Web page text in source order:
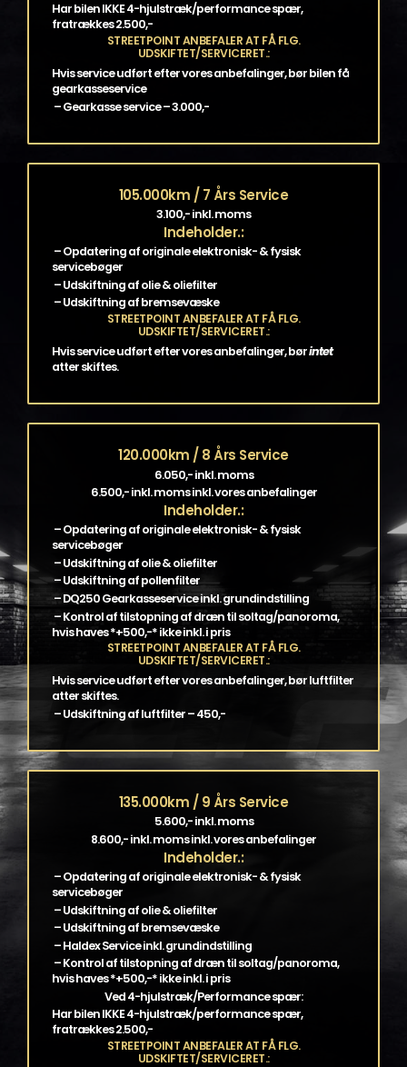
Har bilen IKKE 4-hjulstræk/performance spær,
fratrækkes 2.500,-
STREETPOINT ANBEFALER AT FÅ FLG.
UDSKIFTET/SERVICERET.:
Hvis service udført efter vores anbefalinger, bør bilen få
gearkasseservice
– Gearkasse service – 3.000,-
105.000km / 7 Års Service
3.100,- inkl. moms
Indeholder.:
– Opdatering af originale elektronisk- & fysisk
servicebøger
– Udskiftning af olie & oliefilter
– Udskiftning af bremsevæske
STREETPOINT ANBEFALER AT FÅ FLG.
UDSKIFTET/SERVICERET.:
Hvis service udført efter vores anbefalinger, børintet
atter skiftes.
120.000km / 8 Års Service
6.050,- inkl. moms
6.500,- inkl. moms inkl. vores anbefalinger
Indeholder.:
– Opdatering af originale elektronisk- & fysisk
servicebøger
– Udskiftning af olie & oliefilter
– Udskiftning af pollenfilter
– DQ250 Gearkasseservice inkl. grundindstilling
– Kontrol af tilstopning af dræn til soltag/panoroma,
hvis haves *+500,-* ikke inkl. i pris
STREETPOINT ANBEFALER AT FÅ FLG.
UDSKIFTET/SERVICERET.:
Hvis service udført efter vores anbefalinger, bør luftfilter
atter skiftes.
– Udskiftning af luftfilter – 450,-
135.000km / 9 Års Service
5.600,- inkl. moms
8.600,- inkl. moms inkl. vores anbefalinger
Indeholder.:
– Opdatering af originale elektronisk- & fysisk
servicebøger
– Udskiftning af olie & oliefilter
– Udskiftning af bremsevæske
– Haldex Service inkl. grundindstilling
– Kontrol af tilstopning af dræn til soltag/panoroma,
hvis haves *+500,-* ikke inkl. i pris
Ved 4-hjulstræk/Performance spær:
Har bilen IKKE 4-hjulstræk/performance spær,
fratrækkes 2.500,-
STREETPOINT ANBEFALER AT FÅ FLG.
UDSKIFTET/SERVICERET.: